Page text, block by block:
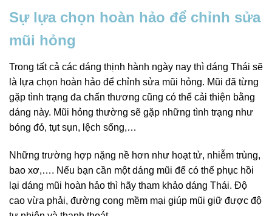
Sự lựa chọn hoàn hảo để chỉnh sửa
mũi hỏng
Trong tất cả các dáng thịnh hành ngày nay thì dáng Thái sẽ
là lựa chọn hoàn hảo để chỉnh sửa mũi hỏng. Mũi đã từng
gặp tình trạng đa chấn thương cũng có thể cải thiện bằng
dáng này. Mũi hỏng thường sẽ gặp những tình trạng như
bóng đỏ, tụt sụn, lệch sống,…
Những trường hợp nặng nề hơn như hoạt tử, nhiễm trùng,
bao xơ,…. Nếu bạn cần một dáng mũi để có thể phục hồi
lại dáng mũi hoàn hảo thì hãy tham khảo dáng Thái. Độ
cao vừa phải, đường cong mềm mại giúp mũi giữ được độ